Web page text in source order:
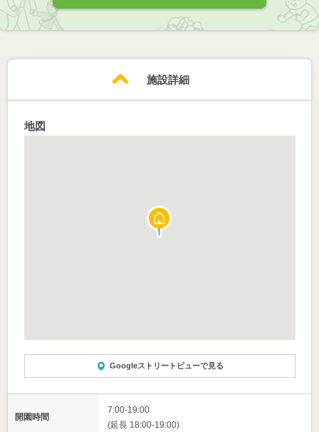
施設詳細
地図
Googleストリートビューで見る
開園時間
7:00-19:00
(延長 18:00-19:00)